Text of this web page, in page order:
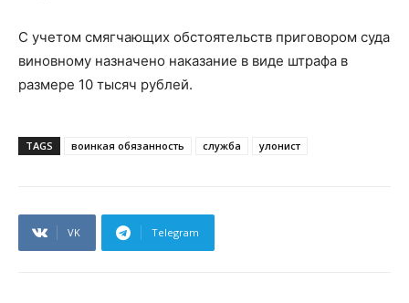
С учетом смягчающих обстоятельств приговором суда
виновному назначено наказание в виде штрафа в
размере 10 тысяч рублей.
TAGS воинкая обязанность служба улонист
VK Telegram